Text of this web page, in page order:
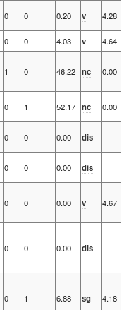
0 0 0.20 v
4.28
0 0 4.03 v
4.64
1 0 46.22 nc 0.00
0 1 52.17 nc
0.00
0 0 0.00
dis
0 0 0.00
dis
0 0 0.00 v 4.67
0 0 0.00 dis
0 1 6.88 sg 4.18